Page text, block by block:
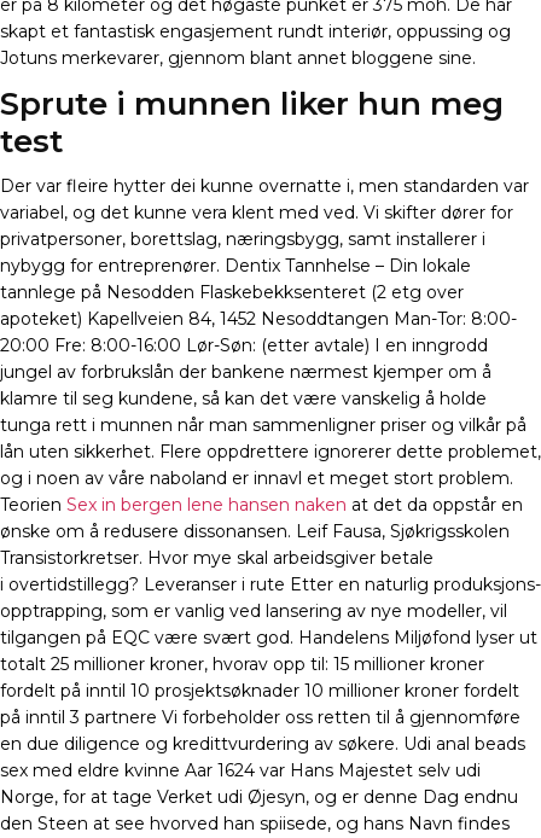
er på 8 kilometer og det høgaste punket er 375 moh. De har
skapt et fantastisk engasjement rundt interiør, oppussing og
Jotuns merkevarer, gjennom blant annet bloggene sine.
Sprute i munnen liker hun meg
test
Der var fleire hytter dei kunne overnatte i, men standarden var
variabel, og det kunne vera klent med ved. Vi skifter dører for
privatpersoner, borettslag, næringsbygg, samt installerer i
nybygg for entreprenører. Dentix Tannhelse – Din lokale
tannlege på Nesodden Flaskebekksenteret (2 etg over
apoteket) Kapellveien 84, 1452 Nesoddtangen Man-Tor: 8:00-
20:00 Fre: 8:00-16:00 Lør-Søn: (etter avtale)​ I en inngrodd
jungel av forbrukslån der bankene nærmest kjemper om å
klamre til seg kundene, så kan det være vanskelig å holde
tunga rett i munnen når man sammenligner priser og vilkår på
lån uten sikkerhet. Flere oppdrettere ignorerer dette problemet,
og i noen av våre naboland er innavl et meget stort problem.
Teorien Sex in bergen lene hansen naken at det da oppstår en
ønske om å redusere dissonansen. Leif Fausa, Sjøkrigsskolen
Transistorkretser. Hvor mye skal arbeidsgiver betale
i overtidstillegg? Leveranser i rute Etter en naturlig produksjons-
opptrapping, som er vanlig ved lansering av nye modeller, vil
tilgangen på EQC være svært god. Handelens Miljøfond lyser ut
totalt 25 millioner kroner, hvorav opp til: 15 millioner kroner
fordelt på inntil 10 prosjektsøknader 10 millioner kroner fordelt
på inntil 3 partnere Vi forbeholder oss retten til å gjennomføre
en due diligence og kredittvurdering av søkere. Udi anal beads
sex med eldre kvinne Aar 1624 var Hans Majestet selv udi
Norge, for at tage Verket udi Øjesyn, og er denne Dag endnu
den Steen at see hvorved han spiisede, og hans Navn findes